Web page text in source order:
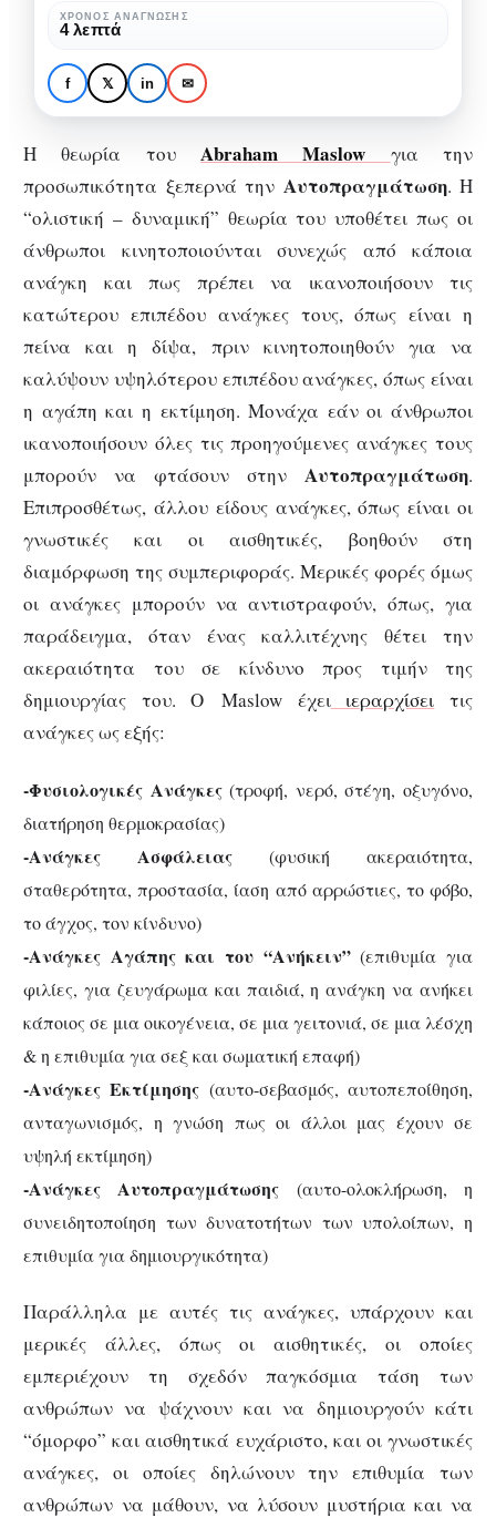
ΨΥΧΟΛΟΓΊΑ
O δρόμος προς την
Αυτοπραγμάτωση
σύμφωνα με τον
Abraham Maslow
Αυτοπραγμάτωση
σύμφωνα
με
τον
Maslow
ΧΡΌΝΟΣ ΑΝΆΓΝΩΣΗΣ
4 λεπτά
f 𝕏 in ✉
Η θεωρία του Abraham Maslow για την
προσωπικότητα ξεπερνά την Αυτοπραγμάτωση. Η
“ολιστική – δυναμική” θεωρία του υποθέτει πως οι
άνθρωποι κινητοποιούνται συνεχώς από κάποια
ανάγκη και πως πρέπει να ικανοποιήσουν τις
κατώτερου επιπέδου ανάγκες τους, όπως είναι η
πείνα και η δίψα, πριν κινητοποιηθούν για να
καλύψουν υψηλότερου επιπέδου ανάγκες, όπως είναι
η αγάπη και η εκτίμηση. Μονάχα εάν οι άνθρωποι
ικανοποιήσουν όλες τις προηγούμενες ανάγκες τους
μπορούν να φτάσουν στην Αυτοπραγμάτωση.
Επιπροσθέτως, άλλου είδους ανάγκες, όπως είναι οι
γνωστικές και οι αισθητικές, βοηθούν στη
διαμόρφωση της συμπεριφοράς. Μερικές φορές όμως
οι ανάγκες μπορούν να αντιστραφούν, όπως, για
παράδειγμα, όταν ένας καλλιτέχνης θέτει την
ακεραιότητα του σε κίνδυνο προς τιμήν της
δημιουργίας του. Ο Maslow έχειιεραρχίσει τις
ανάγκες ως εξής:
-Φυσιολογικές Ανάγκες(τροφή, νερό, στέγη, οξυγόνο,
διατήρηση θερμοκρασίας)
-Ανάγκες Ασφάλειας (φυσική ακεραιότητα,
σταθερότητα, προστασία, ίαση από αρρώστιες, το φόβο,
το άγχος, τον κίνδυνο)
-Ανάγκες Αγάπης και του “Ανήκειν”(επιθυμία για
φιλίες, για ζευγάρωμα και παιδιά, η ανάγκη να ανήκει
κάποιος σε μια οικογένεια, σε μια γειτονιά, σε μια λέσχη
& η επιθυμία για σεξ και σωματική επαφή)
-Ανάγκες Εκτίμησης (αυτο-σεβασμός, αυτοπεποίθηση,
ανταγωνισμός, η γνώση πως οι άλλοι μας έχουν σε
υψηλή εκτίμηση)
-Ανάγκες Αυτοπραγμάτωσης (αυτο-ολοκλήρωση, η
συνειδητοποίηση των δυνατοτήτων των υπολοίπων, η
επιθυμία για δημιουργικότητα)
Παράλληλα με αυτές τις ανάγκες, υπάρχουν και
μερικές άλλες, όπως οι αισθητικές, οι οποίες
εμπεριέχουν τη σχεδόν παγκόσμια τάση των
ανθρώπων να ψάχνουν και να δημιουργούν κάτι
“όμορφο” και αισθητικά ευχάριστο, και οι γνωστικές
ανάγκες, οι οποίες δηλώνουν την επιθυμία των
ανθρώπων να μάθουν, να λύσουν μυστήρια και να